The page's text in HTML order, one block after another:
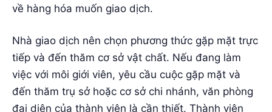
về hàng hóa muốn giao dịch.
Nhà giao dịch nên chọn phương thức gặp mặt trực
tiếp và đến thăm cơ sở vật chất. Nếu đang làm
việc với môi giới viên, yêu cầu cuộc gặp mặt và
đến thăm trụ sở hoặc cơ sở chi nhánh, văn phòng
đại diện của thành viên là cần thiết. Thành viên